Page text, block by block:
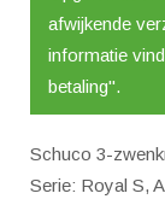
afwijkende
informatie
betaling".
Schuco 3-
Serie: Royal S,